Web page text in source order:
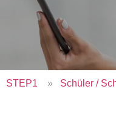
STEP1 » Schüler /